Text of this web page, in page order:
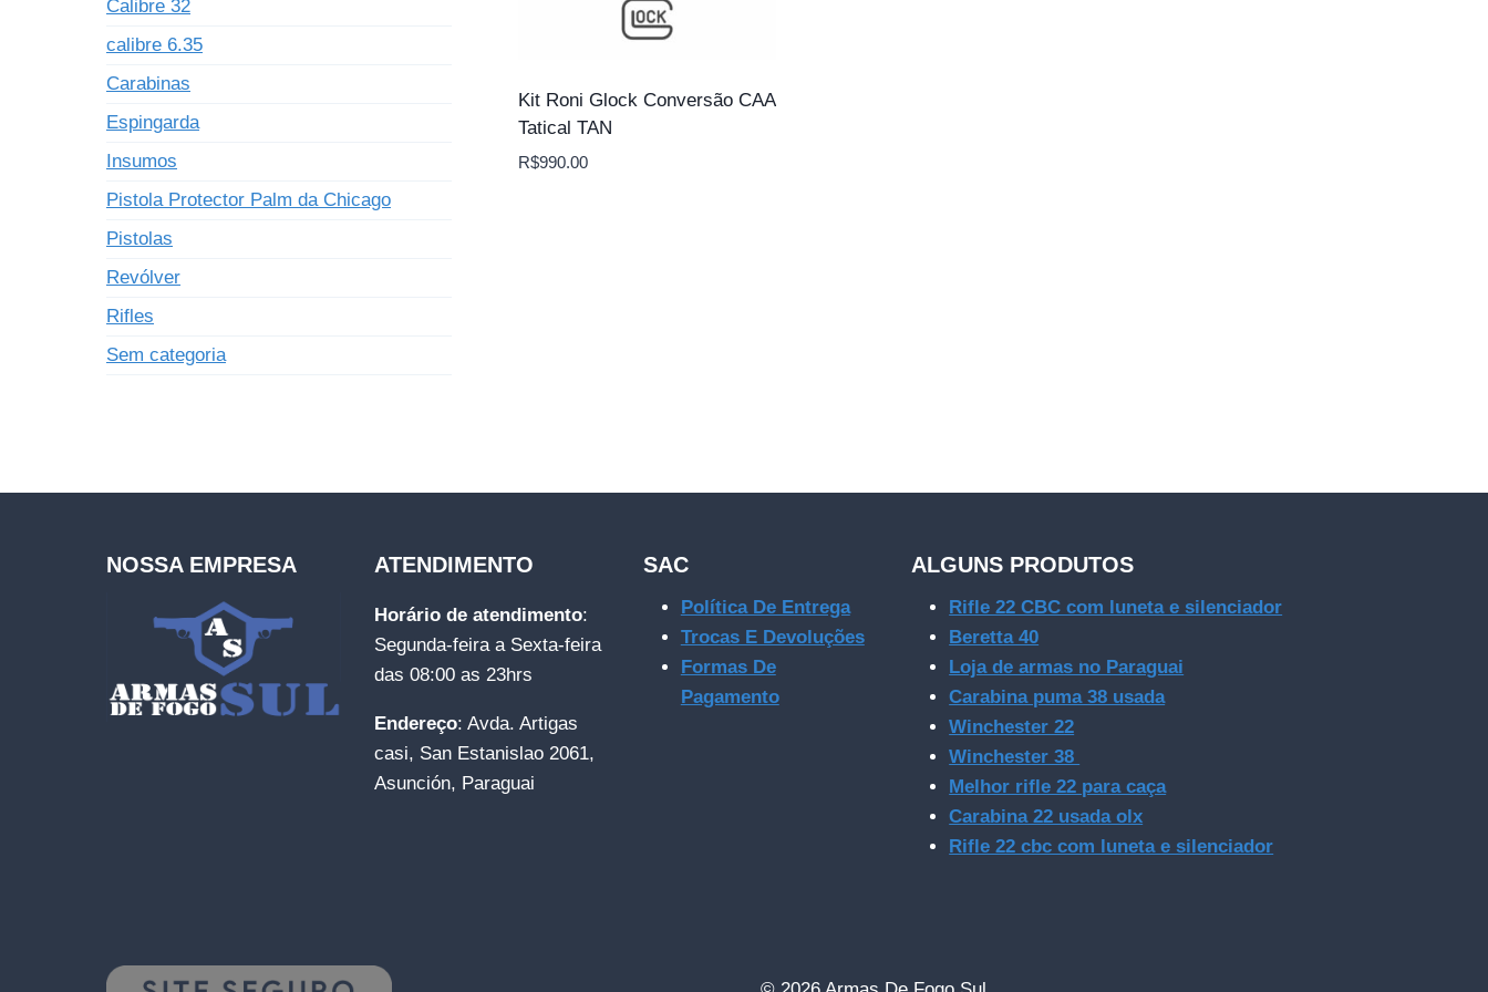
Kit Roni Glock Conversão CAA
Tatical TAN
R$990.00
Calibre 32
calibre 6.35
Carabinas
Espingarda
Insumos
Pistola Protector Palm da Chicago
Pistolas
Revólver
Rifles
Sem categoria
NOSSA EMPRESA ATENDIMENTO
Horário de atendimento:
Segunda-feira a Sexta-feira
das 08:00 as 23hrs
Endereço: Avda. Artigas
casi, San Estanislao 2061,
Asunción, Paraguai
SAC
Política De Entrega
Trocas E Devoluções
Formas De
Pagamento
ALGUNS PRODUTOS
Rifle 22 CBC com luneta e silenciador
Beretta 40
Loja de armas no Paraguai
Carabina puma 38 usada
Winchester 22
Winchester 38
Melhor rifle 22 para caça
Carabina 22 usada olx
Rifle 22 cbc com luneta e silenciador